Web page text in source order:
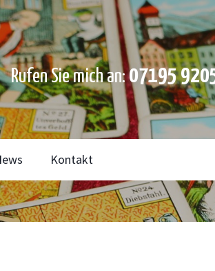
Rufen Sie mich an:07195
Kontakt